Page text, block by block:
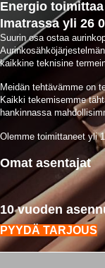
Energio
Imatrassa yli 26
Suurin osa ostaa
kaikkine teknisine
Meidän tehtävämme on
Kaikki tekemisemme
hankinnassa
Olemme toimittaneet yli
Omat asentajat
10 vuoden
PYYDÄ TARJOUS